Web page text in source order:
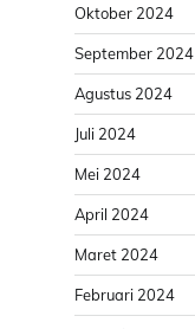
Oktober 2024
September 2024
Agustus 2024
Juli 2024
Mei 2024
April 2024
Maret 2024
Februari 2024